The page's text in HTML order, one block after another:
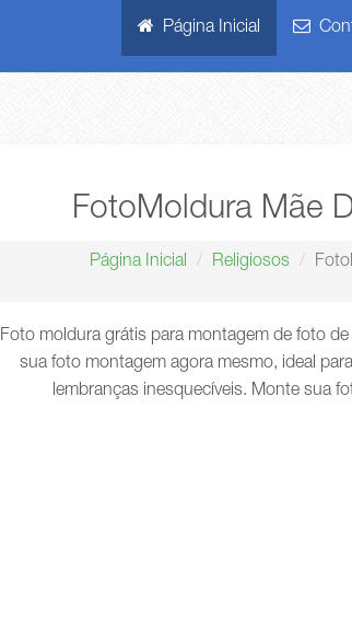
Página Inicial
FotoMoldura Mãe
Página Inicial Religiosos
Foto moldura grátis para montagem de foto
sua foto montagem agora mesmo, ideal
lembranças inesquecíveis. Monte sua